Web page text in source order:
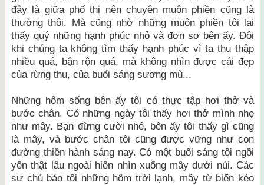
đây là giữa phố thị nên chuyện muộn phiền cũng là
thường thôi. Mà cũng nhờ những muộn phiền tôi lại
thấy quý những hạnh phúc nhỏ và đơn sơ bên ấy. Đôi
khi chúng ta không tìm thấy hạnh phúc vì ta thu thập
nhiều quá, bận rộn quá, mà không nhìn được cái đẹp
của rừng thu, của buổi sáng sương mù...
Những hôm sống bên ấy tôi có thực tập hơi thở và
bước chân. Có những ngày tôi thấy hơi thở mình nhẹ
như mây. Bạn đừng cười nhé, bên ấy tôi thấy gì cũng
là mây, và bước chân tôi cũng được vững như con
đường thiền hành sáng nay. Có một buổi sáng tôi ngồi
yên thật lâu ngoài hiên nhìn xuống mây dưới núi. Các
sư chú bảo tôi những hôm trời lạnh, mây từ biển kéo